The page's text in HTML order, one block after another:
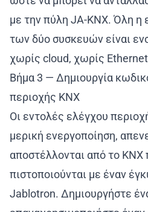
με την πύλη JA-KNX. Όλη η
των δύο συσκευών είναι
χωρίς cloud, χωρίς
Βήμα 3 — Δημιουργία
περιοχής KNX
Οι εντολές ελέγχου
μερική ενεργοποίηση,
αποστέλλονται από το KNX
πιστοποιούνται με έναν
Jablotron. Δημιουργήστε